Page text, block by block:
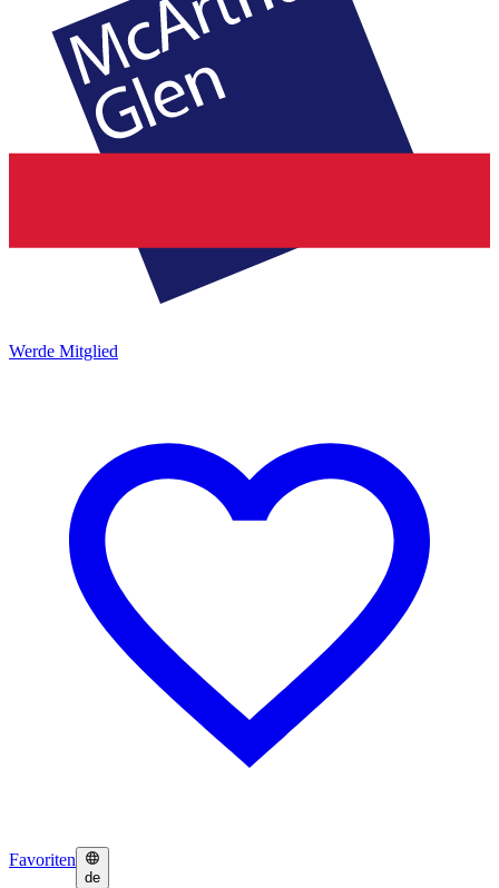
Werde Mitglied
Favoriten
de